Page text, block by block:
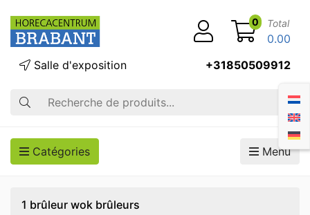
Recherche
Salle d'exposition +31850509912
0 Total
0.00
Catégories Menu
1 brûleur wok brûleurs